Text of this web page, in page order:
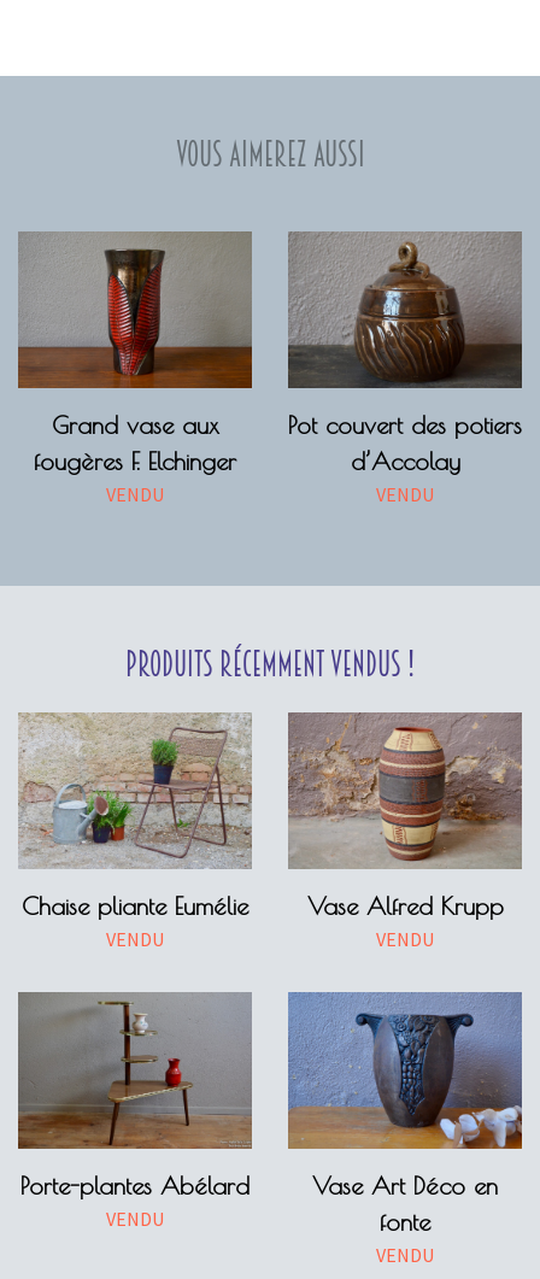
Vous aimerez aussi
Grand vase aux
fougères F. Elchinger
VENDU
Pot couvert des potiers
d’Accolay
VENDU
Produits récemment vendus !
Chaise pliante Eumélie
VENDU
Vase Alfred Krupp
VENDU
Porte-plantes Abélard
VENDU
Vase Art Déco en
fonte
VENDU